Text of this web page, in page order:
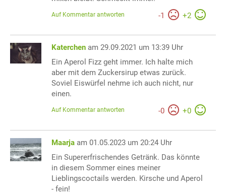
-1 +2
Auf Kommentar antworten
Katerchen am 29.09.2021 um 13:39 Uhr
Ein Aperol Fizz geht immer. Ich halte mich
aber mit dem Zuckersirup etwas zurück.
Soviel Eiswürfel nehme ich auch nicht, nur
einen.
-0 +0
Auf Kommentar antworten
Maarja am 01.05.2023 um 20:24 Uhr
Ein Supererfrischendes Getränk. Das könnte
in diesem Sommer eines meiner
Lieblingscoctails werden. Kirsche und Aperol
- fein!